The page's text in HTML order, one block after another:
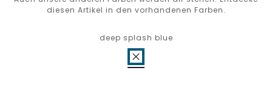
diesen Artikel in den vorhandenen Farben.
deep splash blue